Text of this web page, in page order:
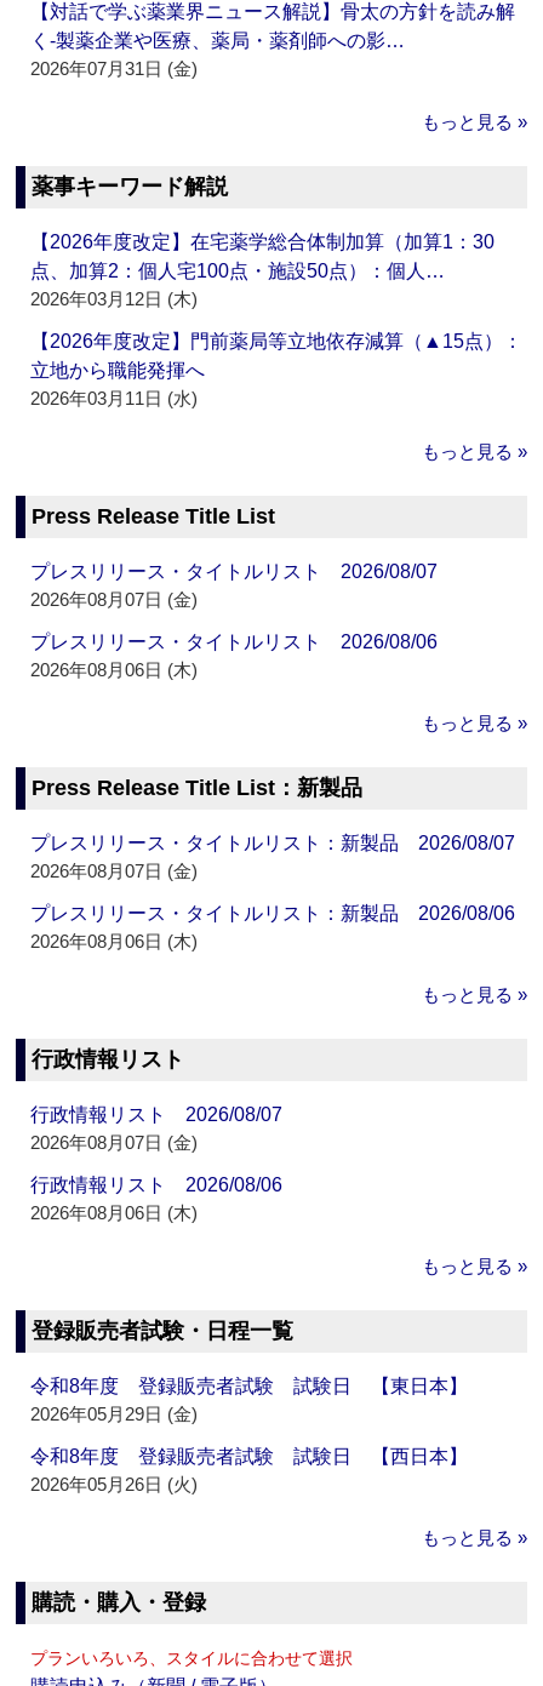
【対話で学ぶ薬業界ニュース解説】骨太の方針を読み解
く‐製薬企業や医療、薬局・薬剤師への影…
2026年07月31日 (金)
もっと見る »
薬事キーワード解説
【2026年度改定】在宅薬学総合体制加算（加算1：30
点、加算2：個人宅100点・施設50点）：個人…
2026年03月12日 (木)
【2026年度改定】門前薬局等立地依存減算（▲15点）：
立地から職能発揮へ
2026年03月11日 (水)
もっと見る »
Press Release Title List
プレスリリース・タイトルリスト 2026/08/07
2026年08月07日 (金)
プレスリリース・タイトルリスト 2026/08/06
2026年08月06日 (木)
もっと見る »
Press Release Title List：新製品
プレスリリース・タイトルリスト：新製品 2026/08/07
2026年08月07日 (金)
プレスリリース・タイトルリスト：新製品 2026/08/06
2026年08月06日 (木)
もっと見る »
行政情報リスト
行政情報リスト 2026/08/07
2026年08月07日 (金)
行政情報リスト 2026/08/06
2026年08月06日 (木)
もっと見る »
登録販売者試験・日程一覧
令和8年度 登録販売者試験 試験日 【東日本】
2026年05月29日 (金)
令和8年度 登録販売者試験 試験日 【西日本】
2026年05月26日 (火)
もっと見る »
購読・購入・登録
プランいろいろ、スタイルに合わせて選択